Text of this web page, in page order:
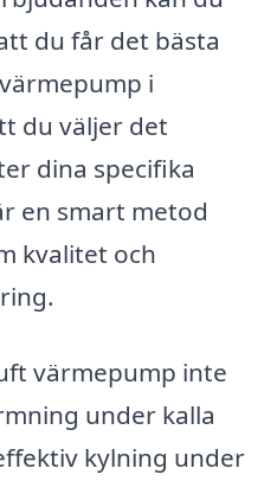
du får det bästa
i
du väljer det
dina specifika
en smart metod
kvalitet och
värmepump inte
under kalla
kylning under